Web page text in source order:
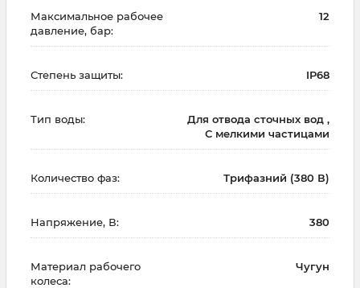
Максимальное рабочее
давление, бар:
12
Степень защиты: IP68
Тип воды:
Для отвода сточных вод ,
С мелкими частицами
Количество фаз: Трифазний (380 В)
Напряжение, В: 380
Материал рабочего
колеса:
Чугун